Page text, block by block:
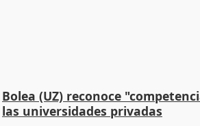
Bolea (UZ) reconoce
las universidades privadas